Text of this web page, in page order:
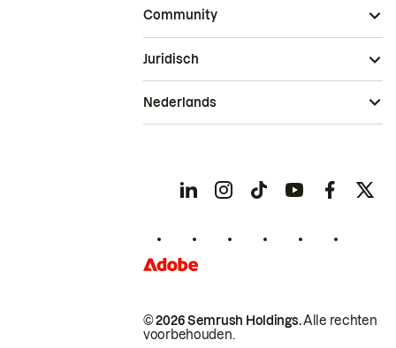
Community
© 2026 Semrush Holdings.Alle rechten
voorbehouden.
Juridisch
Nederlands